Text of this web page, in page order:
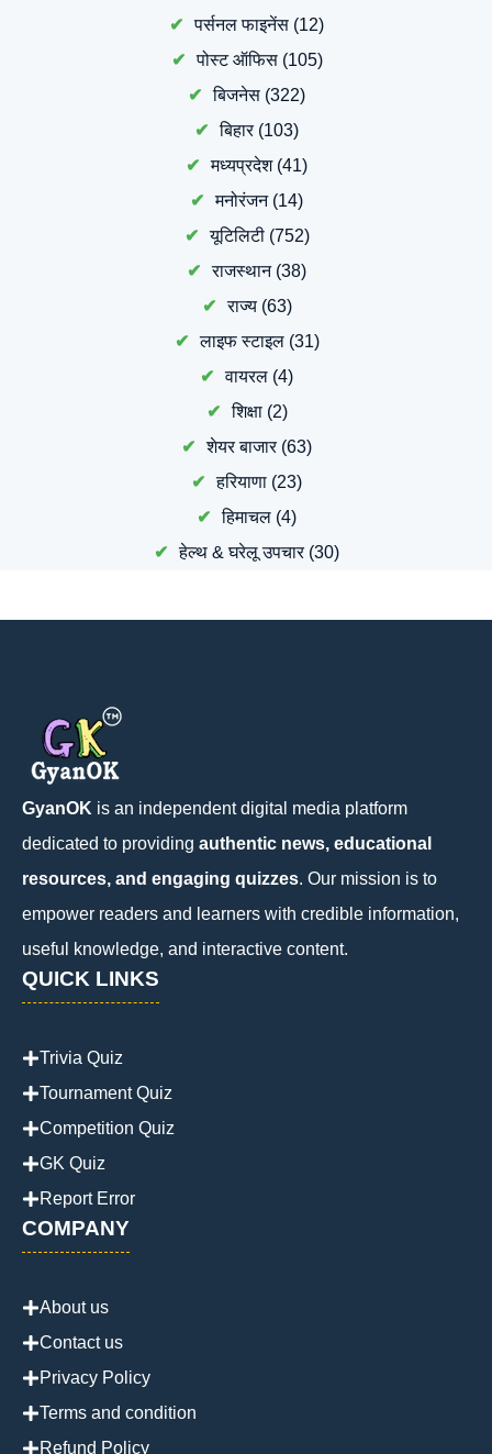
पर्सनल फाइनेंस (12)
पोस्ट ऑफिस(105)
बिजनेस (322)
बिहार(103)
मध्यप्रदेश(41)
मनोरंजन(14)
यूटिलिटी(752)
राजस्थान(38)
राज्य(63)
लाइफ स्टाइल(31)
वायरल (4)
शिक्षा(2)
शेयर बाजार(63)
हरियाणा (23)
हिमाचल (4)
हेल्थ & घरेलू उपचार(30)
GyanOK is an independent digital media platform
dedicated to providing authentic news, educational
resources, and engaging quizzes. Our mission is to
empower readers and learners with credible information,
useful knowledge, and interactive content.
QUICK LINKS
Trivia Quiz
Tournament Quiz
Competition Quiz
GK Quiz
Report Error
COMPANY
About us
Contact us
Privacy Policy
Terms and condition
Refund Policy